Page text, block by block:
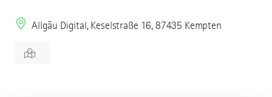
Allgäu Digital, Keselstraße 16, 87435 Kempten